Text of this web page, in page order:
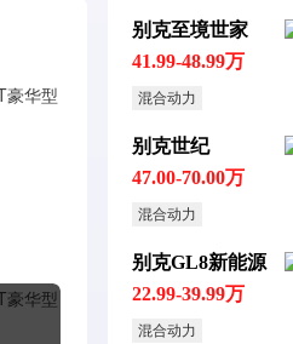
别克至境世家
41.99-48.99万
混合动力
别克世纪
47.00-70.00万
混合动力
别克GL8新能源
22.99-39.99万
混合动力